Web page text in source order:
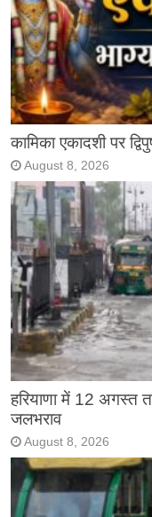
कामिका एकादशी पर
August 8, 2026
हरियाणा में 12 अगस्त
जलभराव
August 8, 2026